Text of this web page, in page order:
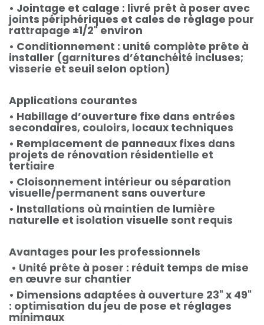
• Jointage et calage : livré prêt à poser avec
joints périphériques et cales de réglage pour
rattrapage ±1/2" environ
• Conditionnement : unité complète prête à
installer (garnitures d’étanchéité incluses;
visserie et seuil selon option)
Applications courantes
• Habillage d’ouverture fixe dans entrées
secondaires, couloirs, locaux techniques
• Remplacement de panneaux fixes dans
projets de rénovation résidentielle et
tertiaire
• Cloisonnement intérieur ou séparation
visuelle/permanent sans ouverture
• Installations où maintien de lumière
naturelle et isolation visuelle sont requis
Avantages pour les professionnels
• Unité prête à poser : réduit temps de mise
en œuvre sur chantier
• Dimensions adaptées à ouverture 23" x 49"
: optimisation du jeu de pose et réglages
minimaux